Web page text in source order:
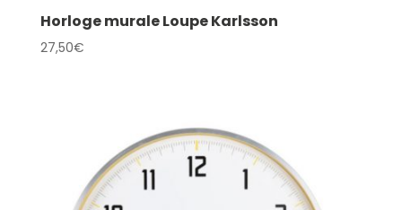
Horloge murale Loupe Karlsson
27,50€